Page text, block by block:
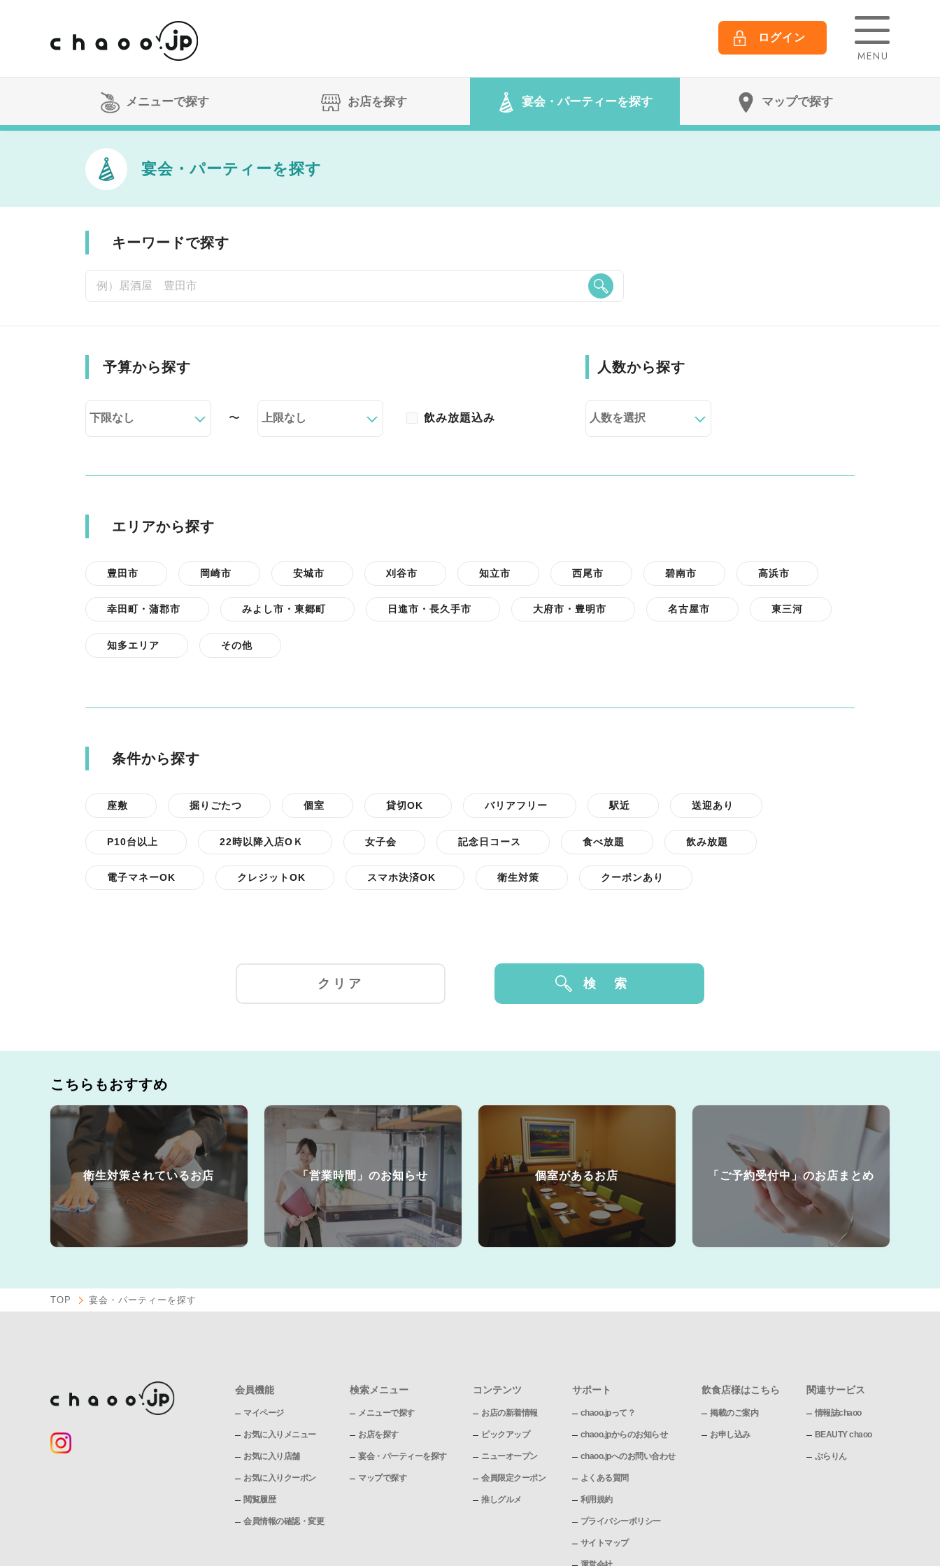
ログイン
MENU
メニューで探す お店を探す 宴会 ・パーティーを探す マップで探す
宴会・パーティーを探す
キーワードで探す
予算から探す
〜 飲み放題込み
人数から探す
エリアから探す
豊田市 岡崎市 安城市 刈谷市 知立市 西尾市 碧南市 高浜市
幸田町・蒲郡市 みよし市・東郷町 日進市・長久手市 大府市・豊明市 名古屋市 東三河
知多エリア その他
条件から探す
座敷 掘りごたつ 個室 貸切OK バリアフリー 駅近 送迎あり
P10台以上 22時以降入店OＫ 女子会 記念日コース 食べ放題 飲み放題
電子マネーOK クレジットOK スマホ決済OK 衛生対策 クーポンあり
こちらもおすすめ
衛生対策されているお店 「営業時間」のお知らせ 個室があるお店 「ご予約受付中」のお店まとめ
TOP 宴会・パーティーを探す
会員機能
マイページ
お気に入りメニュー
お気に入り店舗
お気に入りクーポン
閲覧履歴
会員情報の確認・変更
検索メニュー
メニューで探す
お店を探す
宴会・パーティーを探す
マップで探す
コンテンツ
お店の新着情報
ピックアップ
ニューオープン
会員限定クーポン
推しグルメ
サポート
chaoo.jpって？
chaoo.jpからのお知らせ
chaoo.jpへのお問い合わせ
よくある質問
利用規約
プライバシーポリシー
サイトマップ
飲食店様はこちら
掲載のご案内
お申し込み
関連サービス
情報誌chaoo
BEAUTY chaoo
ぶらりん